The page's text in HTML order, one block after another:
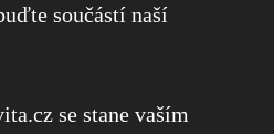
součástí naší
se stane vaším